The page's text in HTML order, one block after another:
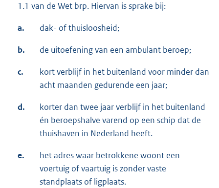
1.1 van de Wet brp. Hiervan is sprake bij:
a. dak- of thuisloosheid;
b. de uitoefening van een ambulant beroep;
c.
kort verblijf in het buitenland voor minder dan
acht maanden gedurende een jaar;
d.
korter dan twee jaar verblijf in het buitenland
én beroepshalve varend op een schip dat de
thuishaven in Nederland heeft.
e.
het adres waar betrokkene woont een
voertuig of vaartuig is zonder vaste
standplaats of ligplaats.